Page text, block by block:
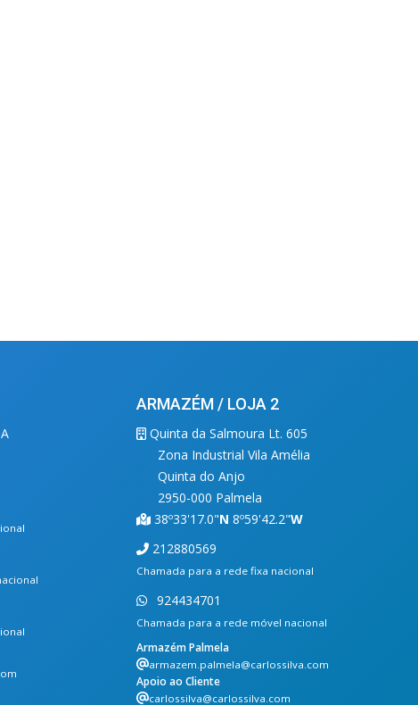
ARMAZÉM / LOJA 2
Quinta da Salmoura Lt. 605
Zona Industrial Vila Amélia
Quinta do Anjo
2950-000 Palmela
38º33'17.0"N 8º59'42.2"W
212880569
Chamada para a rede fixa nacional
924434701
Chamada para a rede móvel nacional
Armazém Palmela
armazem.palmela@carlossilva.com
Apoio ao Cliente
carlossilva@carlossilva.com